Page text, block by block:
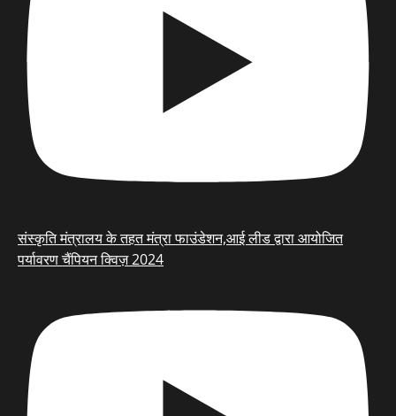
संस्कृति मंत्रालय के तहत मंत्रा फाउंडेशन,आई लीड द्वारा आयोजित
पर्यावरण चैंपियन क्विज़ 2024